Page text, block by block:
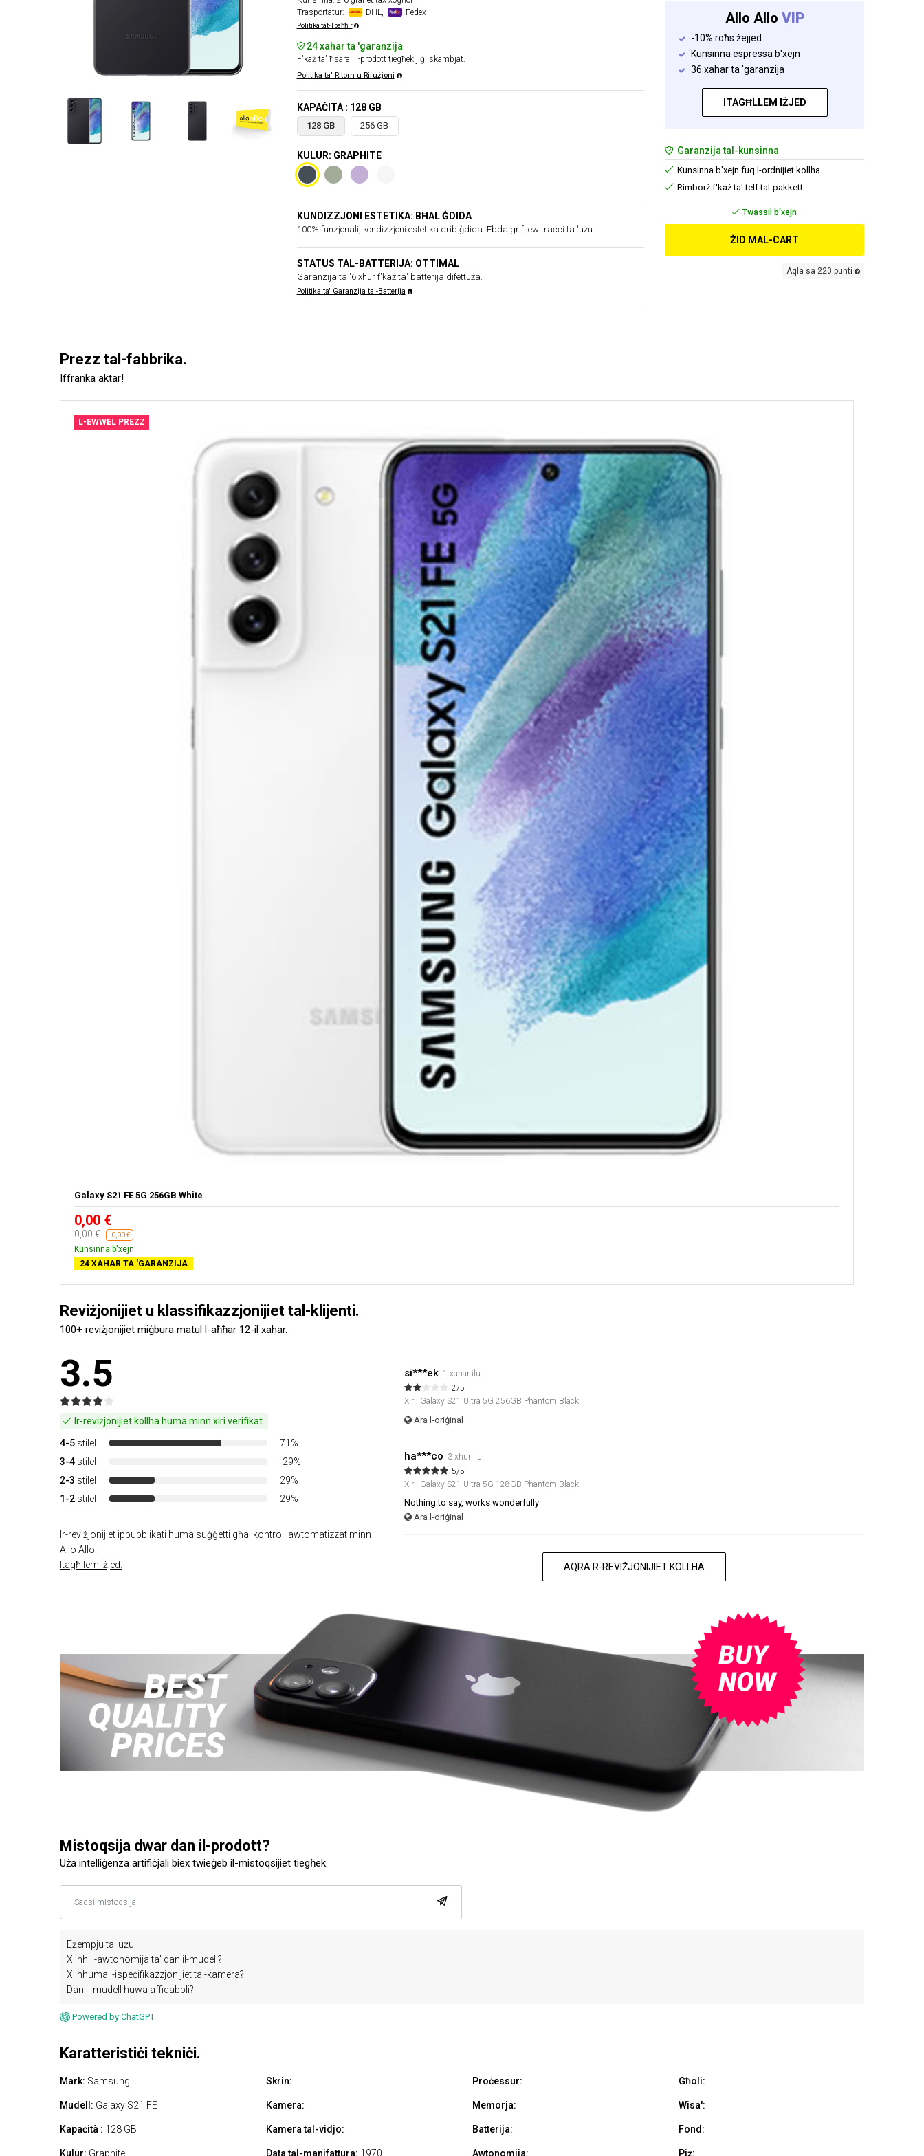
Trasportatur:
DHL, Fedex
Politika tat-Tbaħħir
24 xahar ta 'garanzija
F'każ ta' ħsara, il-prodott tiegħek jiġi skambjat.
Politika ta' Ritorn u Rifużjoni
KAPAĊITÀ : 128 GB
128 GB 256 GB
KULUR: GRAPHITE
KUNDIZZJONI ESTETIKA: BĦAL ĠDIDA
100% funzjonali, kondizzjoni estetika qrib ġdida. Ebda grif jew traċċi ta 'użu.
STATUS TAL-BATTERIJA: OTTIMAL
Garanzija ta '6 xhur f'każ ta' batterija difettuża.
Politika ta' Garanzija tal-Batterija
Allo Allo VIP
-10% roħs żejjed
Kunsinna espressa b'xejn
36 xahar ta 'garanzija
ITAGĦLLEM IŻJED
Garanzija tal-kunsinna
Kunsinna b'xejn fuq l-ordnijiet kollha
Rimborż f'każ ta' telf tal-pakkett
Twassil b'xejn
ŻID MAL-CART
Aqla sa 220 punti
Prezz tal-fabbrika.
Iffranka aktar!
L-EWWEL PREZZ
Galaxy S21 FE 5G 256GB White
0,00 €
0,00 € -0,00 €
Kunsinna b'xejn
24 XAHAR TA 'GARANZIJA
Reviżjonijiet u klassifikazzjonijiet tal-klijenti.
100+ reviżjonijiet miġbura matul l-aħħar 12-il xahar.
3.5
Ir-reviżjonijiet kollha huma minn xiri verifikat.
4-5 stilel
71%
3-4 stilel
-29%
2-3 stilel
29%
1-2 stilel 29%
Ir-reviżjonijiet ippubblikati huma suġġetti għal kontroll awtomatizzat minn
Allo Allo.
Itagħllem iżjed.
si***ek 1 xahar ilu
2/5
Xiri: Galaxy S21 Ultra 5G 256GB Phantom Black
Ara l-oriġinal
ha***co 3 xhur ilu
5/5
Xiri: Galaxy S21 Ultra 5G 128GB Phantom Black
Nothing to say, works wonderfully
Ara l-oriġinal
AQRA R-REVIŻJONIJIET KOLLHA
Mistoqsija dwar dan il-prodott?
Uża intelliġenza artifiċjali biex twieġeb il-mistoqsijiet tiegħek.
Eżempju ta' użu:
X'inhi l-awtonomija ta' dan il-mudell?
X'inhuma l-ispeċifikazzjonijiet tal-kamera?
Dan il-mudell huwa affidabbli?
Powered by ChatGPT.
Karatteristiċi tekniċi.
Mark: Samsung
Mudell: Galaxy S21 FE
Kapaċità : 128 GB
Kulur: Graphite
Skrin:
Kamera:
Kamera tal-vidjo:
Data tal-manifattura: 1970
Proċessur:
Memorja:
Batterija:
Awtonomija:
Għoli:
Wisa':
Fond:
Piż: